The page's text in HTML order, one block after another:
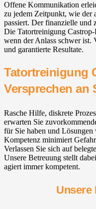
Offene Kommunikation
zu jedem Zeitpunkt, wie der
passiert. Der finanzielle und
Die Tatortreinigung
wenn der Anlass schwer ist.
und garantierte Resultate.
Tatortreinigung
Versprechen an
Rasche Hilfe, diskrete
erwarten Sie
für Sie haben und Lösungen
Kompetenz minimiert
Verlassen Sie sich auf
Unsere Betreuung stellt
agiert immer kompetent.
Unsere